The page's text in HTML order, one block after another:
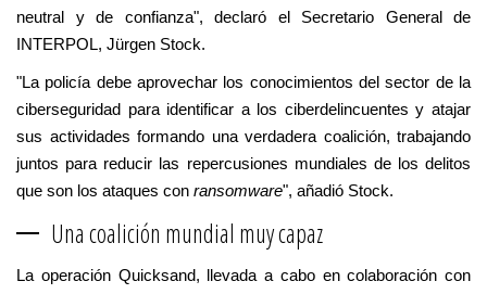
neutral y de confianza", declaró el Secretario General de
INTERPOL, Jürgen Stock.
"La policía debe aprovechar los conocimientos del sector de la
ciberseguridad para identificar a los ciberdelincuentes y atajar
sus actividades formando una verdadera coalición, trabajando
juntos para reducir las repercusiones mundiales de los delitos
que son los ataques con ransomware", añadió Stock.
Una coalición mundial muy capaz
La operación Quicksand, llevada a cabo en colaboración con